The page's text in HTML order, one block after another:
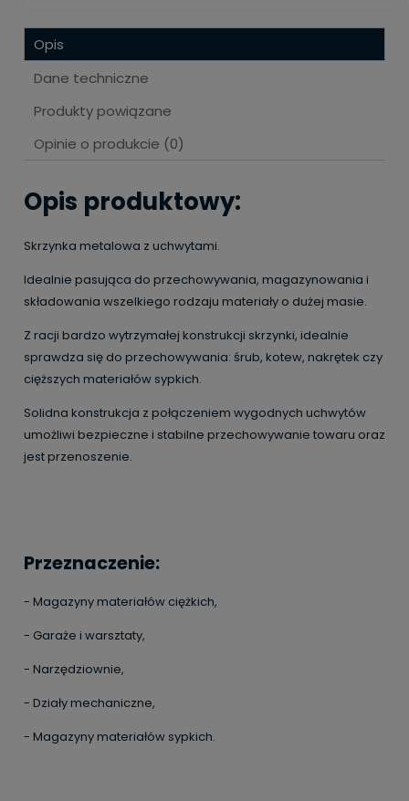
Opis
Dane techniczne
Produkty powiązane
Opinie o produkcie (0)
Opis produktowy:
Skrzynka metalowa z uchwytami.
Idealnie pasująca do przechowywania, magazynowania i
składowania wszelkiego rodzaju materiały o dużej masie.
Z racji bardzo wytrzymałej konstrukcji skrzynki, idealnie
sprawdza się do przechowywania: śrub, kotew, nakrętek czy
cięższych materiałów sypkich.
Solidna konstrukcja z połączeniem wygodnych uchwytów
umożliwi bezpieczne i stabilne przechowywanie towaru oraz
jest przenoszenie.
Przeznaczenie:
- Magazyny materiałów ciężkich,
- Garaże i warsztaty,
- Narzędziownie,
- Działy mechaniczne,
- Magazyny materiałów sypkich.